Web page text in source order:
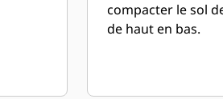
compacter le sol
de haut en bas.